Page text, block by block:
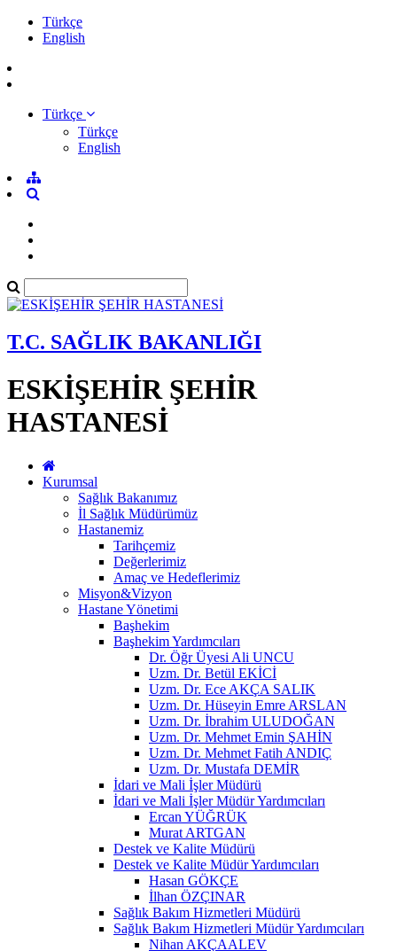
Türkçe
English
Türkçe
Türkçe
English
T.C. SAĞLIK BAKANLIĞI
ESKİŞEHİR ŞEHİR
HASTANESİ
Kurumsal
Sağlık Bakanımız
İl Sağlık Müdürümüz
Hastanemiz
Tarihçemiz
Değerlerimiz
Amaç ve Hedeflerimiz
Misyon&Vizyon
Hastane Yönetimi
Başhekim
Başhekim Yardımcıları
Dr. Öğr Üyesi Ali UNCU
Uzm. Dr. Betül EKİCİ
Uzm. Dr. Ece AKÇA SALIK
Uzm. Dr. Hüseyin Emre ARSLAN
Uzm. Dr. İbrahim ULUDOĞAN
Uzm. Dr. Mehmet Emin ŞAHİN
Uzm. Dr. Mehmet Fatih ANDIÇ
Uzm. Dr. Mustafa DEMİR
İdari ve Mali İşler Müdürü
İdari ve Mali İşler Müdür Yardımcıları
Ercan YÜĞRÜK
Murat ARTGAN
Destek ve Kalite Müdürü
Destek ve Kalite Müdür Yardımcıları
Hasan GÖKÇE
İlhan ÖZÇINAR
Sağlık Bakım Hizmetleri Müdürü
Sağlık Bakım Hizmetleri Müdür Yardımcıları
Nihan AKÇAALEV